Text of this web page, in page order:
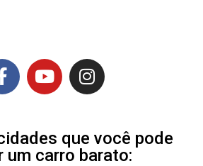
que você pode
um carro barato: